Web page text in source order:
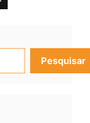
Pesquisar